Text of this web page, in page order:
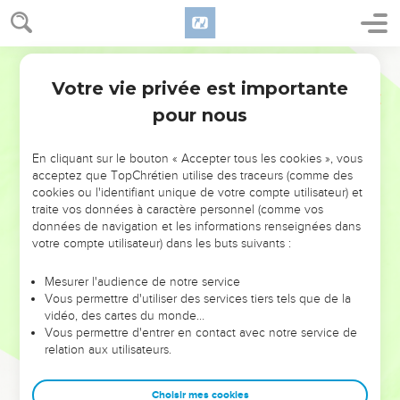
NE MANQUEZ PAS L’ÉVÉNEMENT
DE L’ANNÉE !
ET SI LEURS ERREURS POUVAIENT VOUS ÉVITER LES
VOTRES ?
leur foi ou leur vision. Mais on voit moins les doutes, les erreurs
et les saisons difficiles qu'ils ont traversés, alors même que ce
sont elles qui les ont façonnés.
Dans cette conférence, leaders, entrepreneurs, et responsables
clés pour avancer avec plus de sagesse afin que leurs erreurs
Votre vie privée est importante
pour nous
En cliquant sur le bouton « Accepter tous les cookies », vous
acceptez que TopChrétien utilise des traceurs (comme des
cookies ou l'identifiant unique de votre compte utilisateur) et
traite vos données à caractère personnel (comme vos
données de navigation et les informations renseignées dans
votre compte utilisateur) dans les buts suivants :
Mesurer l'audience de notre service
Vous permettre d'utiliser des services tiers tels que de la
vidéo, des cartes du monde…
Vous permettre d'entrer en contact avec notre service de
relation aux utilisateurs.
Choisir mes cookies